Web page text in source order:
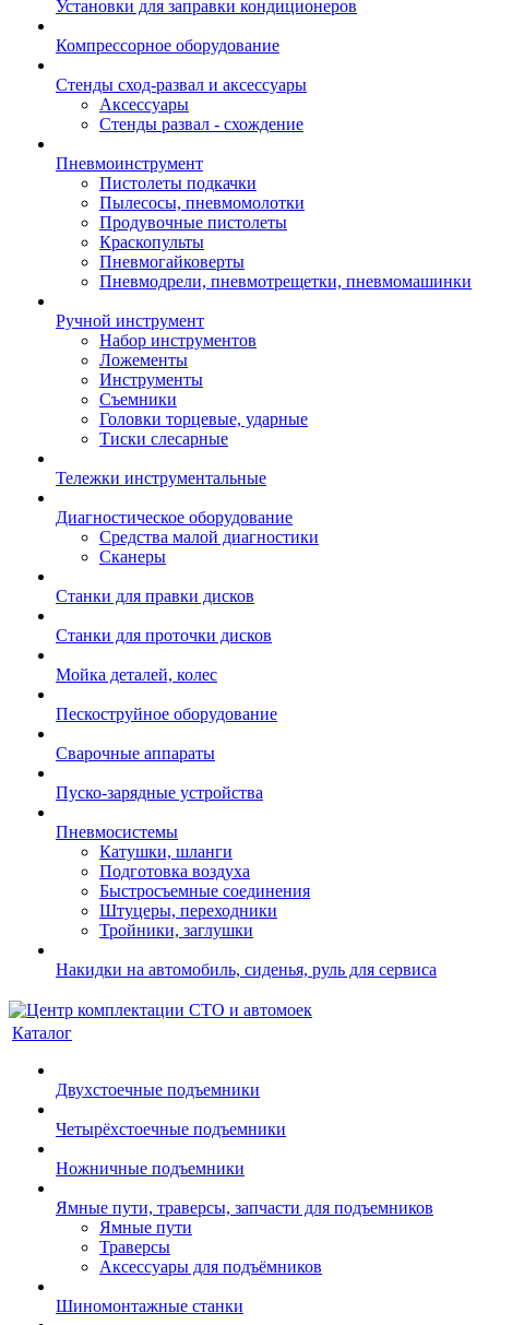
Установки для заправки кондиционеров
Компрессорное оборудование
Стенды сход-развал и аксессуары
Аксессуары
Стенды развал - схождение
Пневмоинструмент
Пистолеты подкачки
Пылесосы, пневмомолотки
Продувочные пистолеты
Краскопульты
Пневмогайковерты
Пневмодрели, пневмотрещетки, пневмомашинки
Ручной инструмент
Набор инструментов
Ложементы
Инструменты
Съемники
Головки торцевые, ударные
Тиски слесарные
Тележки инструментальные
Диагностическое оборудование
Средства малой диагностики
Сканеры
Станки для правки дисков
Станки для проточки дисков
Мойка деталей, колес
Пескоструйное оборудование
Сварочные аппараты
Пуско-зарядные устройства
Пневмосистемы
Катушки, шланги
Подготовка воздуха
Быстросъемные соединения
Штуцеры, переходники
Тройники, заглушки
Накидки на автомобиль, сиденья, руль для сервиса
Каталог
Двухстоечные подъемники
Четырёхстоечные подъемники
Ножничные подъемники
Ямные пути, траверсы, запчасти для подъемников
Ямные пути
Траверсы
Аксессуары для подъёмников
Шиномонтажные станки